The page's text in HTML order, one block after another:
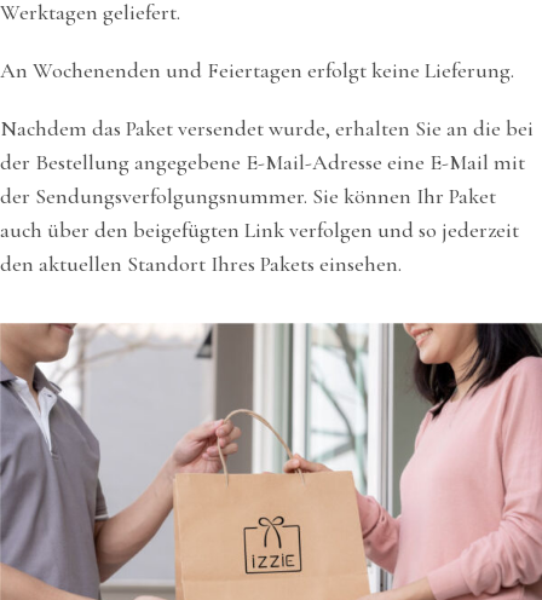
Werktagen geliefert.
An Wochenenden und Feiertagen erfolgt keine Lieferung.
Nachdem das Paket versendet wurde, erhalten Sie an die bei
der Bestellung angegebene E-Mail-Adresse eine E-Mail mit
der Sendungsverfolgungsnummer. Sie können Ihr Paket
auch über den beigefügten Link verfolgen und so jederzeit
den aktuellen Standort Ihres Pakets einsehen.